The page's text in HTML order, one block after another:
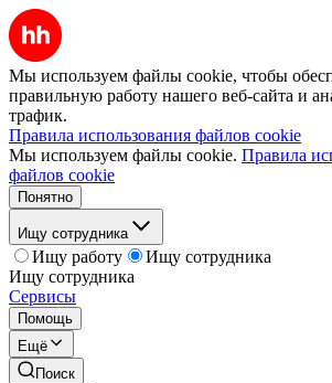
Мы используем файлы cookie, чтобы
правильную работу нашего веб-сайта и
трафик.
Правила использования файлов cookie
Мы используем файлы cookie. Правила
файлов cookie
Понятно
Ищу сотрудника
Ищу работу
Ищу сотрудника
Ищу сотрудника
Сервисы
Помощь
Ещё
Поиск